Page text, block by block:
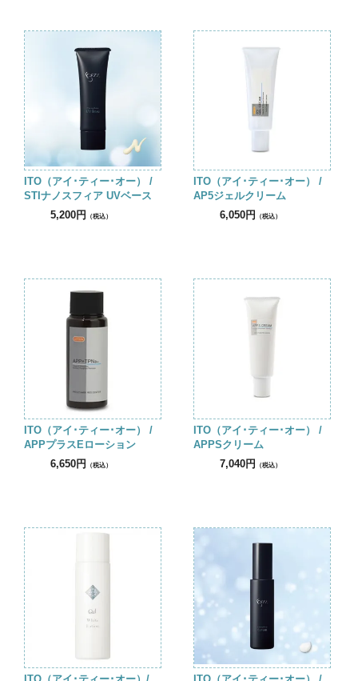
ITO（アイ･ティー･オー） /
STIナノスフィア UVベース
5,200円
（税込）
ITO（アイ･ティー･オー） /
AP5ジェルクリーム
6,050円
（税込）
ITO（アイ･ティー･オー） /
APPプラスEローション
6,650円
（税込）
ITO（アイ･ティー･オー） /
APPSクリーム
7,040円
（税込）